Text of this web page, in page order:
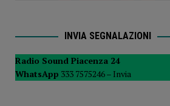
[ 17 Luglio 2026 ]
[ 17 Luglio 2026 ] Il
[ 17 Luglio 2026 ] Piscina
INVIA SEGNALAZIONI
Radio Sound Piacenza 24
WhatsApp 333 7575246 – Invia